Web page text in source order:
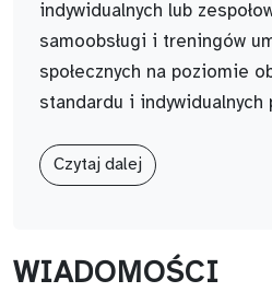
indywidualnych lub
samoobsługi i treningów
społecznych na poziomie
standardu i indywidualnych
Czytaj dalej
WIADOMOŚCI